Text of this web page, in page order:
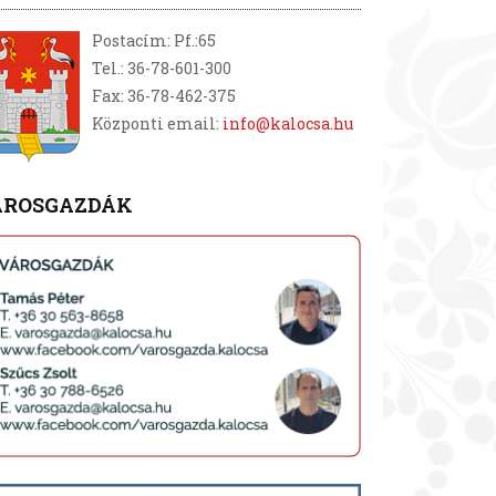
Postacím: Pf.:65
Tel.: 36-78-601-300
Fax: 36-78-462-375
Központi email: info@kalocsa.hu